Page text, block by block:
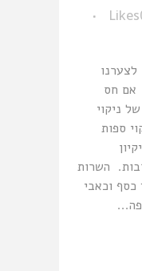
Likes
אם חס
ניקוי
ספות
השרות
כסף וכאבי